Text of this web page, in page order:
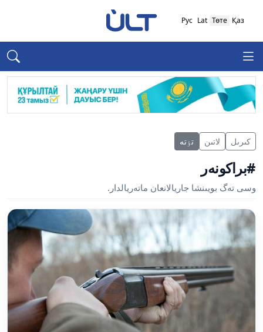
Қаз
Төте
Lat
Рус
كىرىل لاتىن تٶتە
#براكونەر
وسى تەگ بويىنشا جاريالانعان ماتەريالدار.